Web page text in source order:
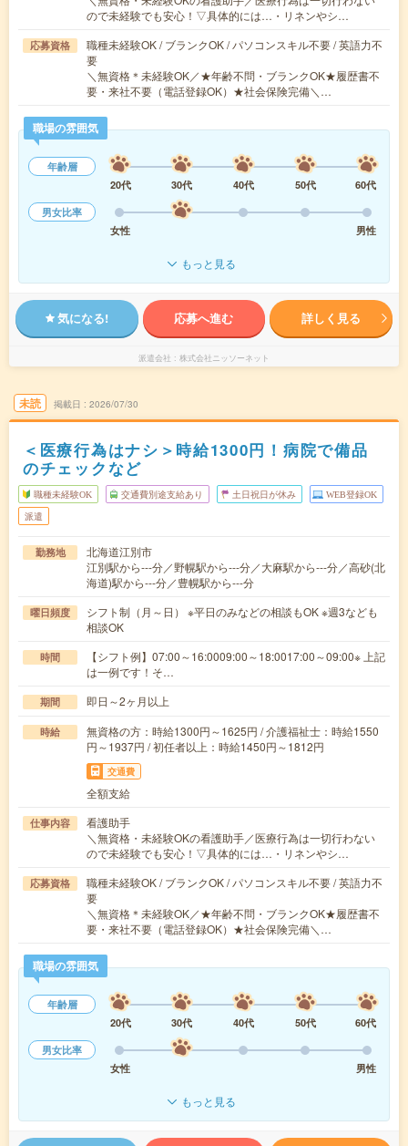
ので未経験でも安心！▽具体的には…・リネンやシ…
応募資格
職種未経験OK / ブランクOK / パソコンスキル不要 / 英語力不
要
＼無資格＊未経験OK／★年齢不問・ブランクOK★履歴書不
要・来社不要（電話登録OK）★社会保険完備＼…
職場の雰囲気
年齢層
20代
30代 40代 50代
60代
男女比率
女性
男性
もっと見る
気になる! 応募へ進む 詳しく見る
派遣会社 株式会社ニッソーネット
未読 掲載日 2026/07/30
＜医療行為はナシ＞時給1300円！病院で備品
のチェックなど
職種未経験OK 交通費別途支給あり 土日祝日が休み WEB登録OK
派遣
勤務地
北海道江別市
江別駅から---分／野幌駅から---分／大麻駅から---分／高砂(北
海道)駅から---分／豊幌駅から---分
曜日頻度
シフト制（月～日） ※平日のみなどの相談もOK ※週3なども
相談OK
時間
【シフト例】07:00～16:0009:00～18:0017:00～09:00※ 上記
は一例です！そ…
期間 即日～2ヶ月以上
時給
無資格の方：時給1300円～1625円 / 介護福祉士：時給1550
円～1937円 / 初任者以上：時給1450円～1812円
交通費
全額支給
仕事内容
看護助手
＼無資格・未経験OKの看護助手／医療行為は一切行わない
ので未経験でも安心！▽具体的には…・リネンやシ…
応募資格
職種未経験OK / ブランクOK / パソコンスキル不要 / 英語力不
要
＼無資格＊未経験OK／★年齢不問・ブランクOK★履歴書不
要・来社不要（電話登録OK）★社会保険完備＼…
職場の雰囲気
年齢層
20代
30代 40代 50代
60代
男女比率
女性
男性
もっと見る